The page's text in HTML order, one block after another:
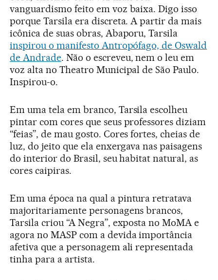
vanguardismo feito em voz baixa. Digo isso
porque Tarsila era discreta. A partir da mais
icônica de suas obras, Abaporu, Tarsila
inspirou o manifesto Antropófago, de Oswald
de Andrade. Não o escreveu, nem o leu em
voz alta no Theatro Municipal de São Paulo.
Inspirou-o.
Em uma tela em branco, Tarsila escolheu
pintar com cores que seus professores diziam
“feias”, de mau gosto. Cores fortes, cheias de
luz, do jeito que ela enxergava nas paisagens
do interior do Brasil, seu habitat natural, as
cores caipiras.
Em uma época na qual a pintura retratava
majoritariamente personagens brancos,
Tarsila criou “A Negra”, exposta no MoMA e
agora no MASP com a devida importância
afetiva que a personagem ali representada
tinha para a artista.